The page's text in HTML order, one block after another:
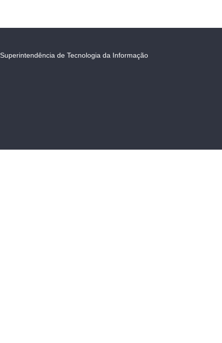
Superintendência de Tecnologia da Informação